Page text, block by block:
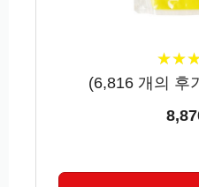
★★
★★
(6,816개의 후